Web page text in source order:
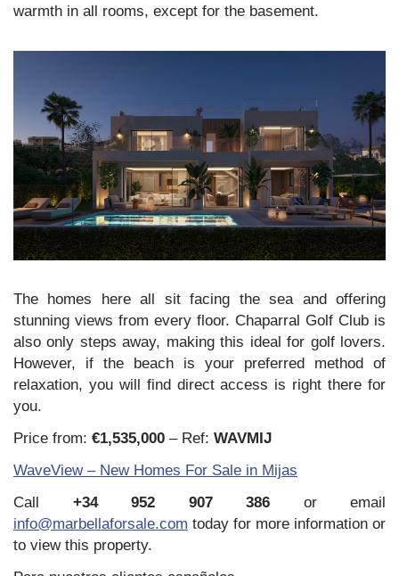
warmth in all rooms, except for the basement.
The homes here all sit facing the sea and offering
stunning views from every floor. Chaparral Golf Club is
also only steps away, making this ideal for golf lovers.
However, if the beach is your preferred method of
relaxation, you will find direct access is right there for
you.
Price from: €1,535,000 – Ref: WAVMIJ
WaveView – New Homes For Sale in Mijas
Call +34 952 907 386 or email
info@marbellaforsale.com today for more information or
to view this property.